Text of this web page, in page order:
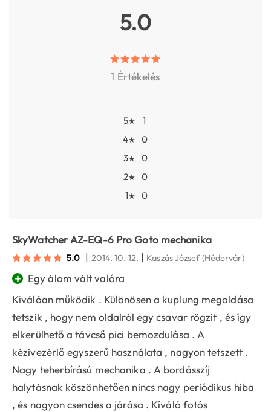
5.0
1 Értékelés
5★
1
4★
0
3★
0
2★
0
1★ 0
SkyWatcher AZ-EQ-6 Pro Goto mechanika
5.0 | 2014. 10. 12. | Kaszás József (Hédervár)
+
Egy álom vált valóra
Kiválóan működik . Különösen a kuplung megoldása
tetszik , hogy nem oldalról egy csavar rögzít , és így
elkerülhető a távcső pici bemozdulása . A
kézivezérlő egyszerű használata , nagyon tetszett .
Nagy teherbírású mechanika . A bordásszíj
halytásnak köszönhetően nincs nagy periódikus hiba
, és nagyon csendes a járása . Kíváló fotós